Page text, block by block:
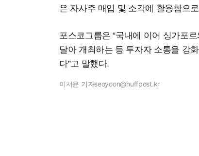
은 자사주 매입 및 소각에 활용함으
포스코그룹은 “국내에 이어 싱가포
달아 개최하는 등 투자자 소통을 강
다”고 말했다.
이서윤 기자seoyoon@huffpost.kr